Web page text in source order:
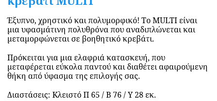
ΓΡΑΦΕΊΑ ΚΑΙ ΚΑΘΊΣΜΑΤΑ MOLL
Έξυπνο, χρηστικό και πολυμορφικό! Το ΜULTI είναι
μια υφασμάτινη πολυθρόνα που αναδιπλώνεται και
μεταμορφώνεται σε βοηθητικό κρεβάτι.
Πρόκειται για μια ελαφριά κατασκευή, που
μεταφέρεται εύκολα παντού και διαθέτει αφαιρούμενη
θήκη από ύφασμα της επιλογής σας.
Διαστάσεις: Κλειστό Π 65 / Β 76 / Υ 28 εκ.